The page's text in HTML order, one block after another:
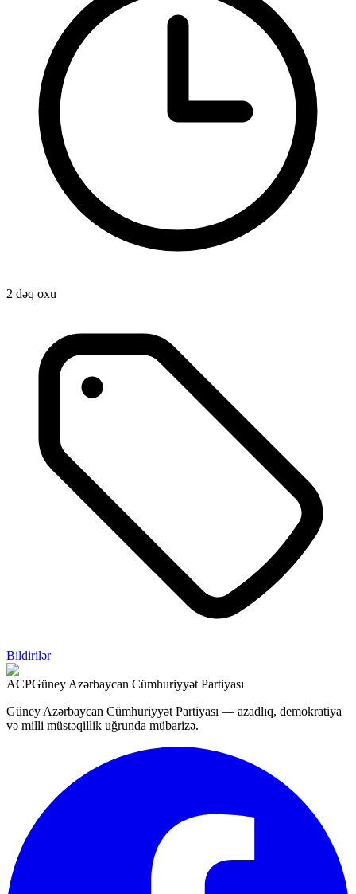
2 dəq oxu
Bildirilər
ACPGüney Azərbaycan Cümhuriyyət Partiyası
Güney Azərbaycan Cümhuriyyət Partiyası — azadlıq, demokratiya
və milli müstəqillik uğrunda mübarizə.